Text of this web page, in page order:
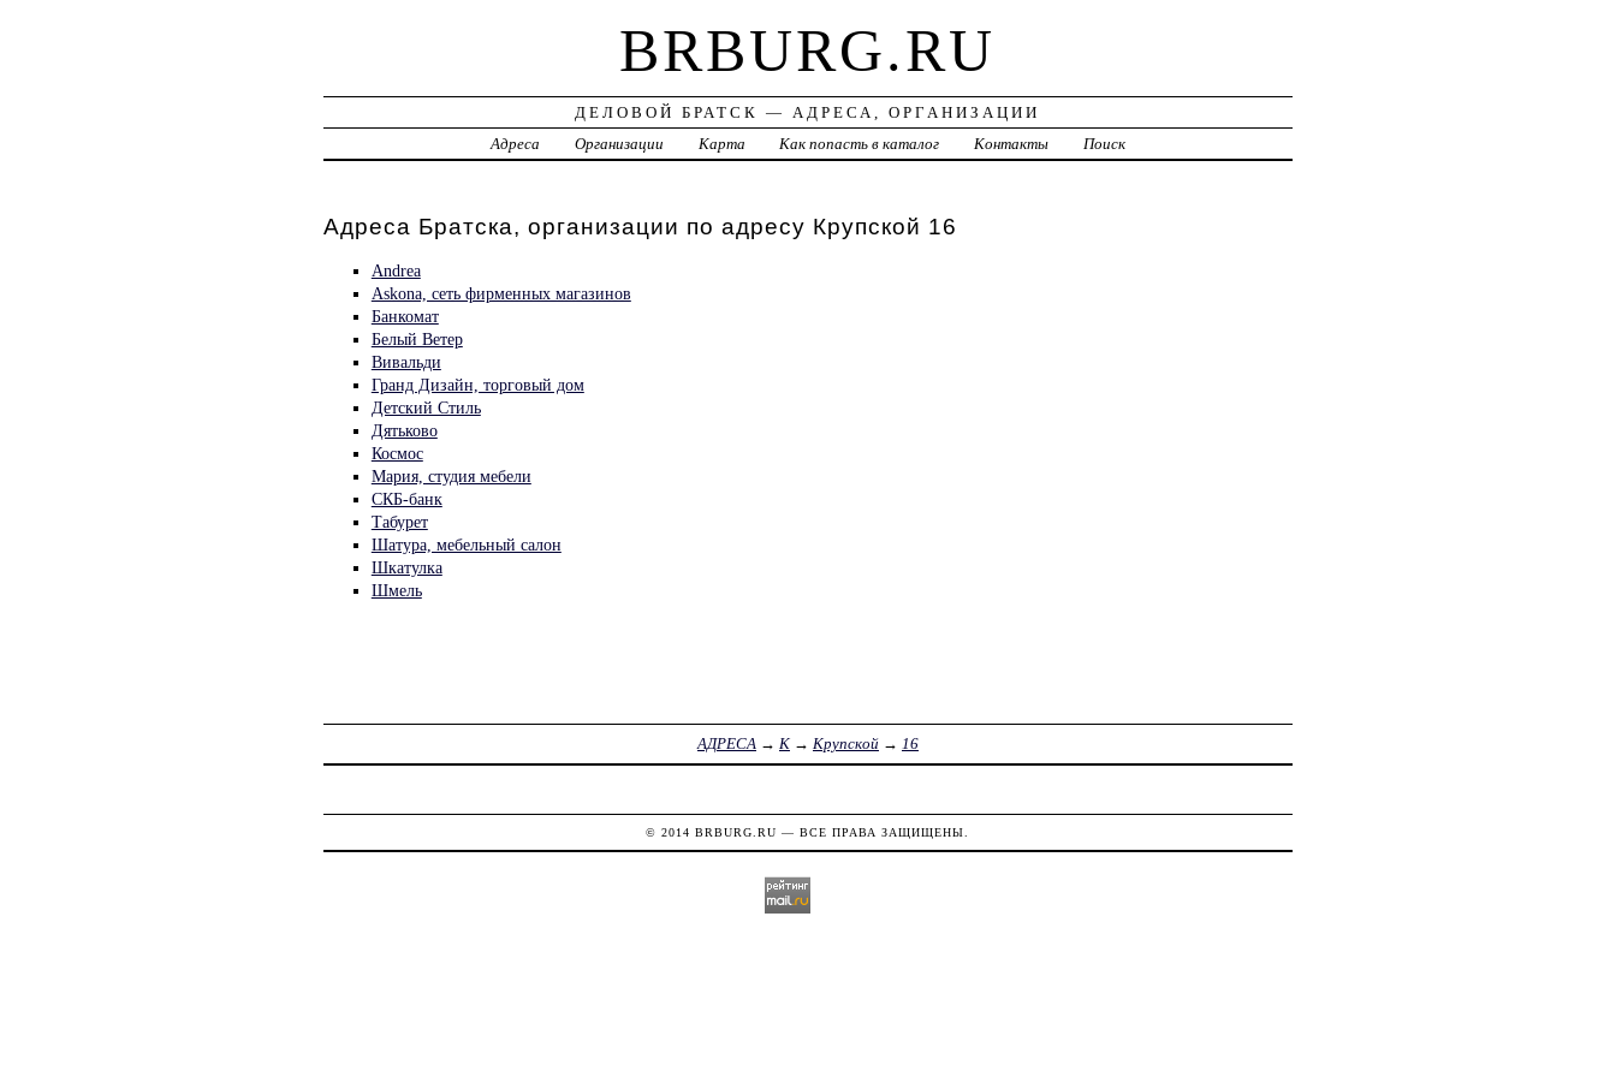
BRBURG.RU
ДЕЛОВОЙ БРАТСК — АДРЕСА, ОРГАНИЗАЦИИ
Адреса
Организации Карта Как попасть в каталог Контакты Поиск
Адреса Братска, организации по адресу Крупской 16
Andrea
Askona, сеть фирменных магазинов
Банкомат
Белый Ветер
Вивальди
Гранд Дизайн, торговый дом
Детский Стиль
Дятьково
Космос
Мария, студия мебели
СКБ-банк
Табурет
Шатура, мебельный салон
Шкатулка
Шмель
АДРЕСА→ К→ Крупской→ 16
© 2014BRBURG.RU — ВСЕ ПРАВА ЗАЩИЩЕНЫ.